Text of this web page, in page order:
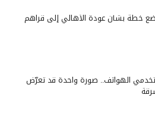
خطة بشأن عودة الأهالي إلى قراهم
الهواتف.. صورة واحدة قد تعرّض